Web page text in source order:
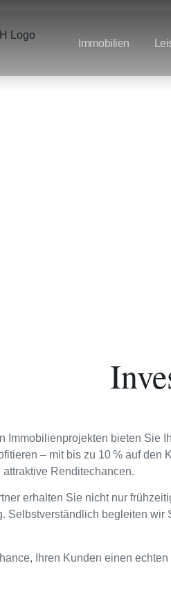
Immobilien
Immobilienprojekten bieten Sie
– mit bis zu 10 % auf
Renditechancen.
erhalten Sie nicht nur
Selbstverständlich begleiten
Ihren Kunden einen